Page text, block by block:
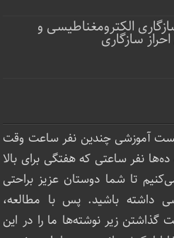
الکترومغناطیسی و
سازگاری
آموزشی چندین نفر ساعت‌ وقت
نفر ساعتی که هفتگی برای بالا
تا شما دوستان عزیز براحتی
داشته باشید. پس با مطالعه،
گذاشتن زیر نوشته‌‌ها ما را در این